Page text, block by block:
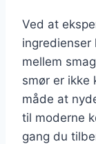
Ved at
mellem
smør er ikke
måde at
til moderne
gang du